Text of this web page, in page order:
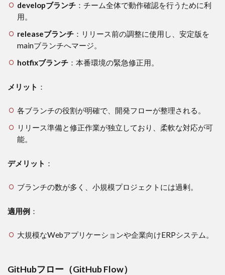
developブランチ：チーム全体で動作確認を行うために利
用。
releaseブランチ：リリース前の調整に使用し、安定版を
mainブランチへマージ。
hotfixブランチ：本番環境の緊急修正用。
メリット ：
各ブランチの役割が明確で、開発フローが整理される。
リリース準備と修正作業が独立しており、柔軟な対応が可
能。
デメリット ：
ブランチの数が多く、小規模プロジェクトには過剰。
適用例 ：
大規模なWebアプリケーションや企業向けERPシステム。
GitHubフロー（GitHub Flow）